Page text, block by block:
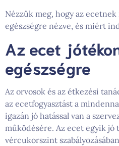
Nézzük meg, hogy az
egészségre nézve, és miért
Az ecet
egészségre
Az orvosok és az étkezési
az ecetfogyasztást a
igazán jó hatással van a
működésére. Az ecet egyik jó
vércukorszint